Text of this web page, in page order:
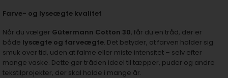
Farve- og lyseægte kvalitet
Når du vælger Gütermann Cotton 30, får du en tråd, der er
både lysægte og farveægte. Det betyder, at farven holder sig
smuk over tid, uden at falme eller miste intensitet – selv efter
mange vaske. Dette gør tråden ideel til tæpper, puder og andre
tekstilprojekter, der skal holde i mange år.